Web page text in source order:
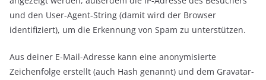
und den User-Agent-String (damit wird der Browser
identifiziert), um die Erkennung von Spam zu unterstützen.
Aus deiner E-Mail-Adresse kann eine anonymisierte
Zeichenfolge erstellt (auch Hash genannt) und dem Gravatar-